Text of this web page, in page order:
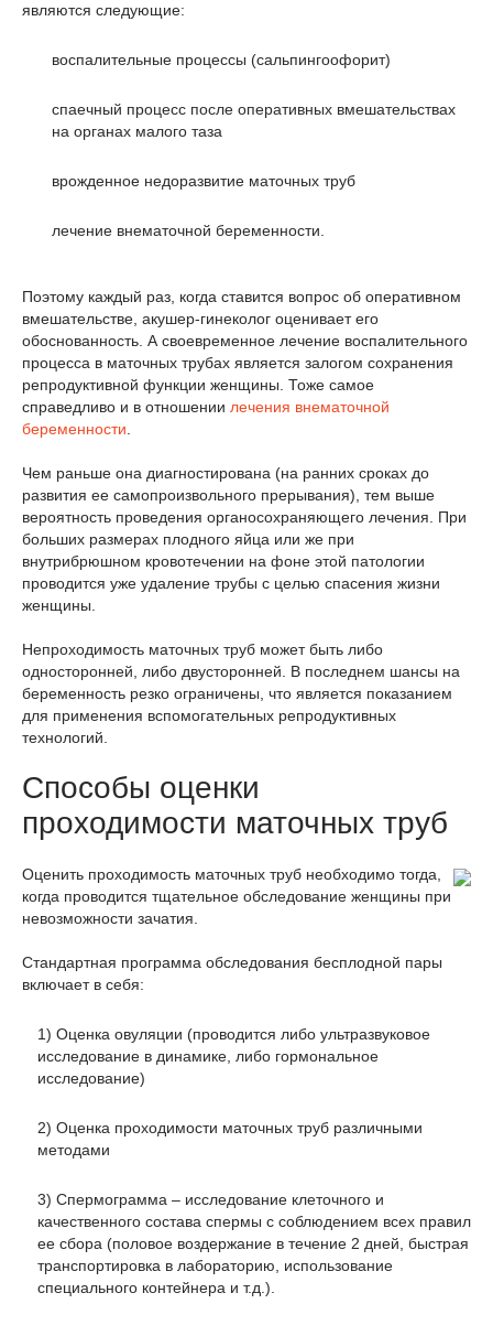
являются следующие:
воспалительные процессы (сальпингоофорит)
спаечный процесс после оперативных вмешательствах
на органах малого таза
врожденное недоразвитие маточных труб
лечение внематочной беременности.
Поэтому каждый раз, когда ставится вопрос об оперативном
вмешательстве, акушер-гинеколог оценивает его
обоснованность. А своевременное лечение воспалительного
процесса в маточных трубах является залогом сохранения
репродуктивной функции женщины. Тоже самое
справедливо и в отношении лечения внематочной
беременности
Чем раньше она диагностирована (на ранних сроках до
развития ее самопроизвольного прерывания), тем выше
вероятность проведения органосохраняющего лечения. При
больших размерах плодного яйца или же при
внутрибрюшном кровотечении на фоне этой патологии
проводится уже удаление трубы с целью спасения жизни
женщины.
Непроходимость маточных труб может быть либо
односторонней, либо двусторонней. В последнем шансы на
беременность резко ограничены, что является показанием
для применения вспомогательных репродуктивных
технологий.
Способы оценки
проходимости маточных труб
Оценить проходимость маточных труб необходимо тогда,
когда проводится тщательное обследование женщины при
невозможности зачатия.
Стандартная программа обследования бесплодной пары
включает в себя:
1) Оценка овуляции (проводится либо ультразвуковое
исследование в динамике, либо гормональное
исследование)
2) Оценка проходимости маточных труб различными
методами
3) Спермограмма – исследование клеточного и
качественного состава спермы с соблюдением всех правил
ее сбора (половое воздержание в течение 2 дней, быстрая
транспортировка в лабораторию, использование
специального контейнера и т.д.).